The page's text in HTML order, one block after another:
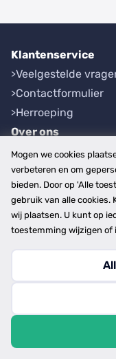
Klantenservice
Veelgestelde
Contactformulier
Herroeping
Over ons
Bedrijfsgegevens
Werkwijze
Overzichten
Plaatsen
Provincies
Copyright © 2026
privacy- en
Mogen we cookies
verbeteren en om
bieden. Door op 'Alle
gebruik van alle cookies.
wij plaatsen. U kunt op
toestemming wijzigen of